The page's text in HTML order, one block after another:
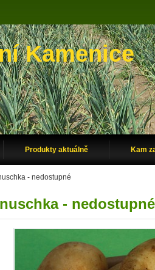
Kamenice
Produkty aktuálně Kam
- nedostupné
- nedostupné